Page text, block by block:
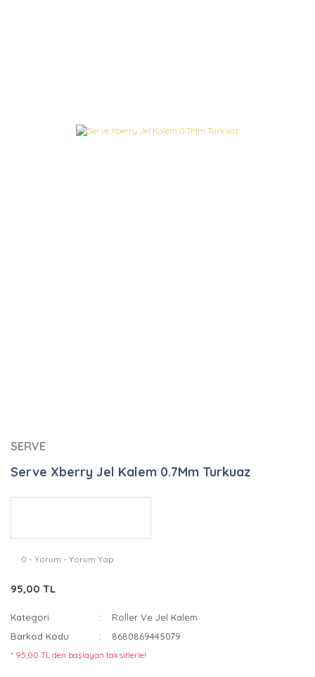
SERVE
Serve Xberry Jel Kalem 0.7Mm Turkuaz
0 - Yorum - Yorum Yap
95,00 TL
Kategori
Roller Ve Jel Kalem
Barkod Kodu
8680869445079
* 95,00 TL den başlayan taksitlerle!